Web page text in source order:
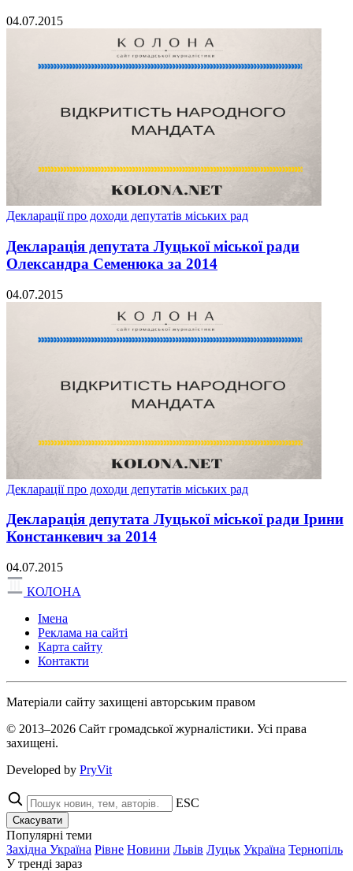
04.07.2015
Декларації про доходи депутатів міських рад
Декларація депутата Луцької міської ради
Олександра Семенюка за 2014
04.07.2015
Декларації про доходи депутатів міських рад
Декларація депутата Луцької міської ради Ірини
Констанкевич за 2014
04.07.2015
КОЛОНА
Імена
Реклама на сайті
Карта сайту
Контакти
Матеріали сайту захищені авторським правом
© 2013–2026 Сайт громадської журналістики. Усі права
захищені.
Developed by PryVit
ESC
Скасувати
Популярні теми
Західна Україна Рівне Новини Львів Луцьк Україна Тернопіль
У тренді зараз